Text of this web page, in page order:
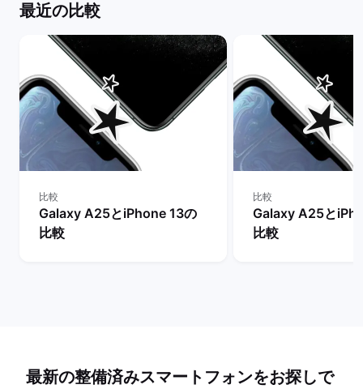
最近の比較
比較
Galaxy A25とiPhone 13の
比較
比較
Galaxy A25と
比較
最新の整備済みスマートフォンをお探しで